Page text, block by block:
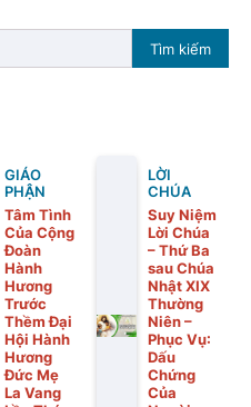
Tìm kiếm
GIÁO
PHẬN
Tâm Tình
Của Cộng
Đoàn
Hành
Hương
Trước
Thềm Đại
Hội Hành
Hương
Đức Mẹ
La Vang
LỜI
CHÚA
Suy Niệm
Lời Chúa
– Thứ Ba
sau Chúa
Nhật XIX
Thường
Niên –
Phục Vụ:
Dấu
Chứng
Của